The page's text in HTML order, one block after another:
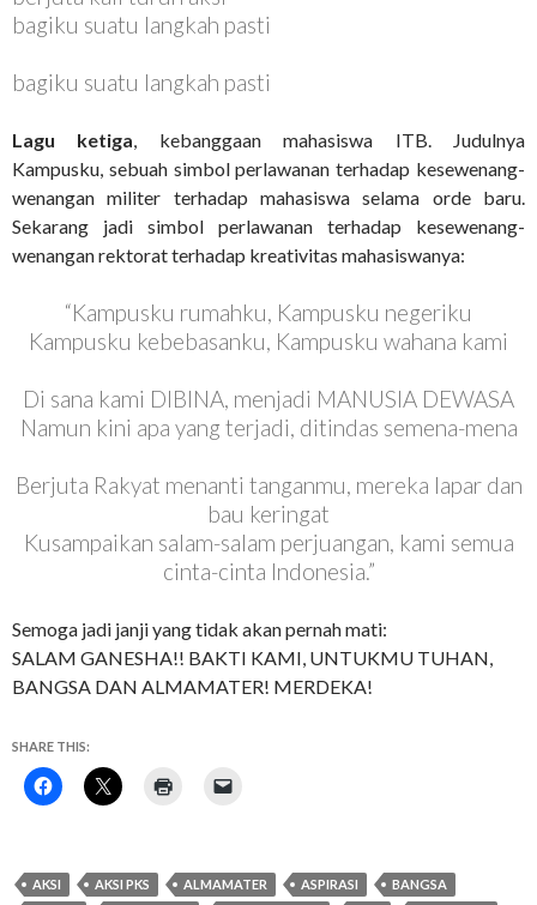
bagiku suatu langkah pasti
bagiku suatu langkah pasti
Lagu ketiga, kebanggaan mahasiswa ITB. Judulnya
Kampusku, sebuah simbol perlawanan terhadap kesewenang-
wenangan militer terhadap mahasiswa selama orde baru.
Sekarang jadi simbol perlawanan terhadap kesewenang-
wenangan rektorat terhadap kreativitas mahasiswanya:
“Kampusku rumahku, Kampusku negeriku
Kampusku kebebasanku, Kampusku wahana kami
Di sana kami DIBINA, menjadi MANUSIA DEWASA
Namun kini apa yang terjadi, ditindas semena-mena
Berjuta Rakyat menanti tanganmu, mereka lapar dan
bau keringat
Kusampaikan salam-salam perjuangan, kami semua
cinta-cinta Indonesia.”
Semoga jadi janji yang tidak akan pernah mati:
SALAM GANESHA!! BAKTI KAMI, UNTUKMU TUHAN,
BANGSA DAN ALMAMATER! MERDEKA!
SHARE THIS:
AKSI AKSI PKS ALMAMATER ASPIRASI
BANGSA